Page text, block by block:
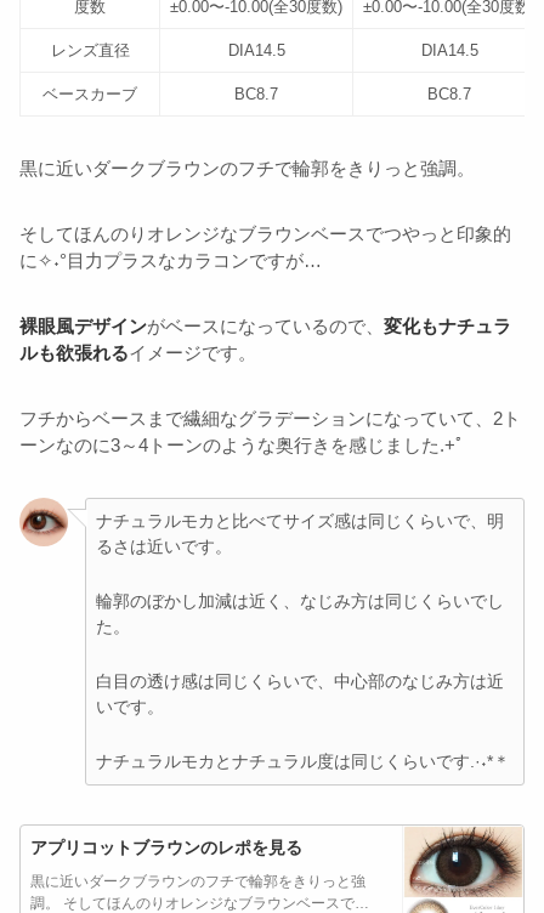
度数 ±0.00〜-10.00(全30度数) ±0.00〜-10.00(全30度数)
レンズ直径 DIA14.5 DIA14.5
ベースカーブ BC8.7 BC8.7
黒に近いダークブラウンのフチで輪郭をきりっと強調。
そしてほんのりオレンジなブラウンベースでつやっと印象的
に✧˖°目力プラスなカラコンですが…
裸眼風デザインがベースになっているので、 変化もナチュラ
ルも欲張れるイメージです。
フチからベースまで繊細なグラデーションになっていて、2ト
ーンなのに3～4トーンのような奥行きを感じました.+ﾟ
ナチュラルモカと比べてサイズ感は同じくらいで、明
るさは近いです。
輪郭のぼかし加減は近く、なじみ方は同じくらいでし
た。
白目の透け感は同じくらいで、中心部のなじみ方は近
いです。
ナチュラルモカとナチュラル度は同じくらいです.·˖*＊
アプリコットブラウンのレポを見る
黒に近いダークブラウンのフチで輪郭をきりっと強
調。 そしてほんのりオレンジなブラウンベースで…